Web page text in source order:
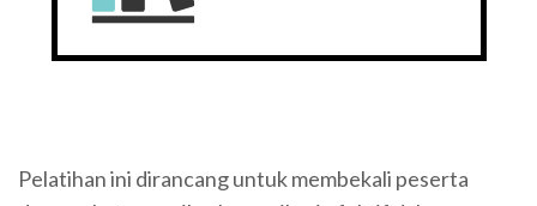
Pelatihan ini dirancang untuk membekali peserta